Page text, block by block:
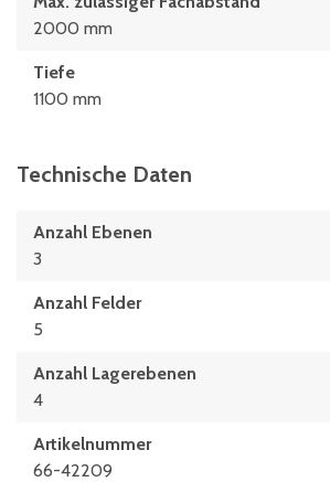
2000 mm
Tiefe
1100 mm
Technische Daten
Anzahl Ebenen
3
Anzahl Felder
5
Anzahl Lagerebenen
4
Artikelnummer
66-42209